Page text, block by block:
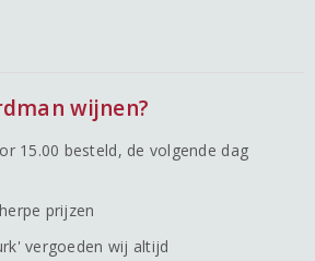
wijnen?
15.00 besteld, de volgende dag
prijzen
vergoeden wij altijd